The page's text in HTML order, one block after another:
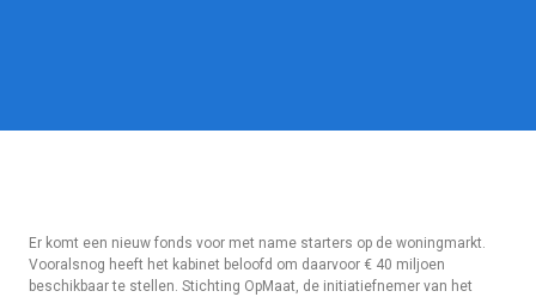
Er komt een nieuw fonds voor met name starters op de woningmarkt.
Vooralsnog heeft het kabinet beloofd om daarvoor € 40 miljoen
beschikbaar te stellen. Stichting OpMaat, de initiatiefnemer van het